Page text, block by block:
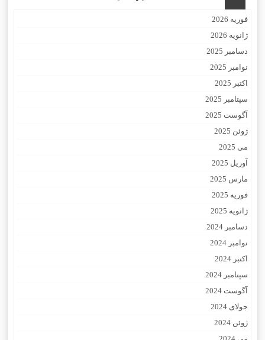
فوریه 2026
ژانویه 2026
دسامبر 2025
نوامبر 2025
اکتبر 2025
سپتامبر 2025
آگوست 2025
ژوئن 2025
می 2025
آوریل 2025
مارس 2025
فوریه 2025
ژانویه 2025
دسامبر 2024
نوامبر 2024
اکتبر 2024
سپتامبر 2024
آگوست 2024
جولای 2024
ژوئن 2024